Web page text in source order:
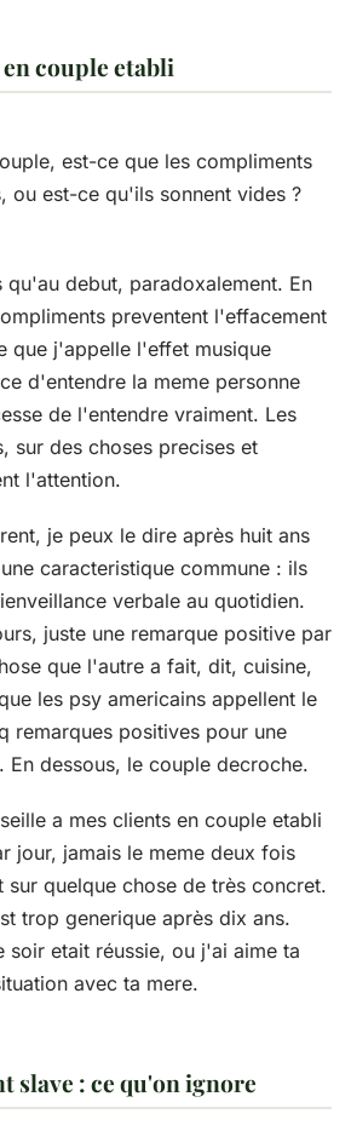
couple etabli
est-ce que les compliments
ou est-ce qu'ils sonnent vides ?
qu'au debut, paradoxalement. En
preventent l'effacement
que j'appelle l'effet musique
d'entendre la meme personne
de l'entendre vraiment. Les
sur des choses precises et
l'attention.
je peux le dire après huit ans
caracteristique commune : ils
verbale au quotidien.
juste une remarque positive par
que l'autre a fait, dit, cuisine,
les psy americains appellent le
remarques positives pour une
En dessous, le couple decroche.
a mes clients en couple etabli
jour, jamais le meme deux fois
sur quelque chose de très concret.
trop generique après dix ans.
soir etait réussie, ou j'ai aime ta
avec ta mere.
slave : ce qu'on ignore